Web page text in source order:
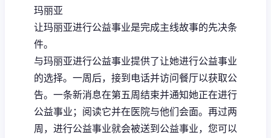
玛丽亚
让玛丽亚进行公益事业是完成主线故事的先决条
件。
与玛丽亚进行公益事业提供了让她进行公益事业
的选择。一周后，接到电话并访问餐厅以获取公
告。一条新消息在第五周结束并通知她正在进行
公益事业；阅读它并在医院与他们会面。再过两
周，进行公益事业就会被送到公益事业，您可以